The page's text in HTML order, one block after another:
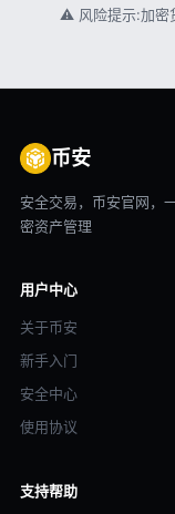
⚠ 风险提示:加密
币安
安全交易，币安官网，
密资产管理
用户中心
关于币安
新手入门
安全中心
使用协议
支持帮助